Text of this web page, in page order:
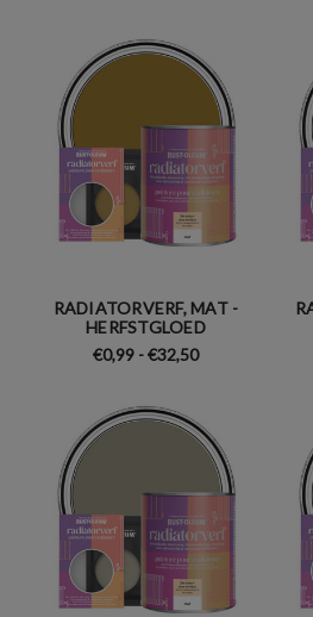
RADIATORVERF, MAT -
HERFSTGLOED
€0,99 - €32,50